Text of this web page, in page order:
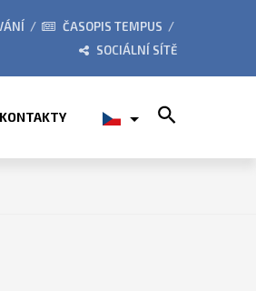
ZE ŽIVOTA ŠKOLY
ČASOPIS TEMPUS
SOCIÁLNÍ SÍTĚ
KONTAKTY